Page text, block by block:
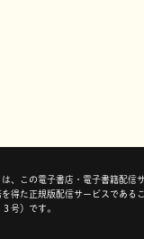
は、この電子書店・電子書籍配信
を得た正規版配信サービスである
号）です。